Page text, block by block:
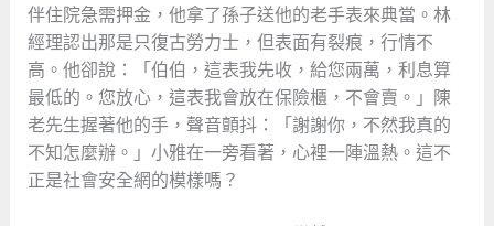
伴住院急需押金，他拿了孫子送他的老手表來典當。林
經理認出那是只復古勞力士，但表面有裂痕，行情不
高。他卻說：「伯伯，這表我先收，給您兩萬，利息算
最低的。您放心，這表我會放在保險櫃，不會賣。」陳
老先生握著他的手，聲音顫抖：「謝謝你，不然我真的
不知怎麼辦。」小雅在一旁看著，心裡一陣溫熱。這不
正是社會安全網的模樣嗎？